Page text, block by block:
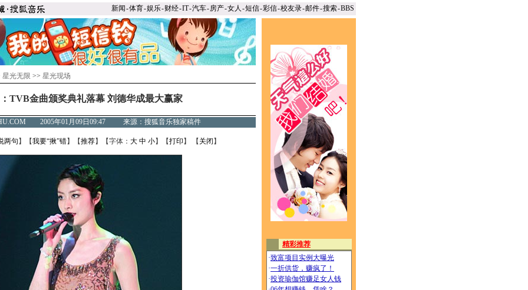
新闻-体育-娱乐-财经-IT-汽车-房产-女人 -短信-彩信-校友录-邮件-搜索-BBS
星光无限 >> 星光现场
TVB金曲颁奖典礼落幕 刘德华成最大赢家
2005年01月09日09:47 来源：搜狐音乐独家稿件
两句 】【我要“揪”错】【推荐】【字体： 大 中 小】【打印 】 【 关闭 】